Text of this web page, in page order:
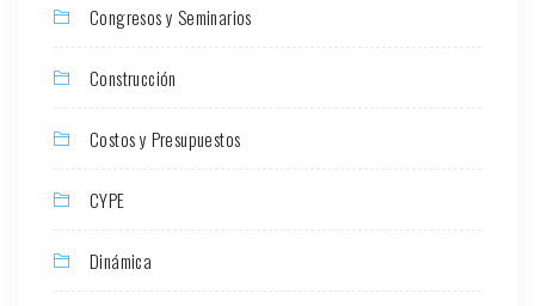
Congresos y Seminarios
Construcción
Costos y Presupuestos
CYPE
Dinámica